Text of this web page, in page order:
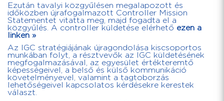
Ezután tavalyi közgyűlésen megalapozott és
időközben újrafogalmazott Controller Mission
Statementet vitatta meg, majd fogadta el a
közgyűlés. A controller küldetése elérhető ezen a
linken »
Az IGC stratégiájának újragondolása kiscsoportos
munkában folyt, a résztvevők az IGC küldetésének
megfogalmazásával, az egyesület értékteremtő
képességeivel, a belső és külső kommunikáció
követelményevel, valamint a tagtoborzás
lehetőségeivel kapcsolatos kérdésekre kerestek
választ.